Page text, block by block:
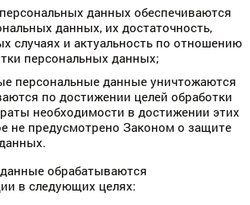
данных обеспечиваются
данных, их достаточность,
случаях и актуальность по отношению
персональных данных;
персональные данные уничтожаются
по достижении целей обработки
необходимости в достижении этих
не предусмотрено Законом о защите
обрабатываются
в следующих целях: